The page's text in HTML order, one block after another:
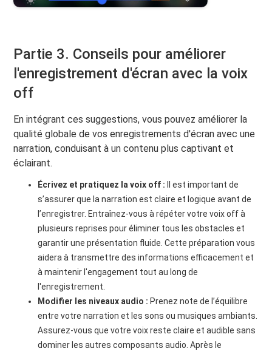
Partie 3. Conseils pour améliorer
l'enregistrement d'écran avec la voix
off
En intégrant ces suggestions, vous pouvez améliorer la
qualité globale de vos enregistrements d'écran avec une
narration, conduisant à un contenu plus captivant et
éclairant.
Écrivez et pratiquez la voix off : Il est important de
s’assurer que la narration est claire et logique avant de
l’enregistrer. Entraînez-vous à répéter votre voix off à
plusieurs reprises pour éliminer tous les obstacles et
garantir une présentation fluide. Cette préparation vous
aidera à transmettre des informations efficacement et
à maintenir l'engagement tout au long de
l'enregistrement.
Modifier les niveaux audio : Prenez note de l’équilibre
entre votre narration et les sons ou musiques ambiants.
Assurez-vous que votre voix reste claire et audible sans
dominer les autres composants audio. Après le